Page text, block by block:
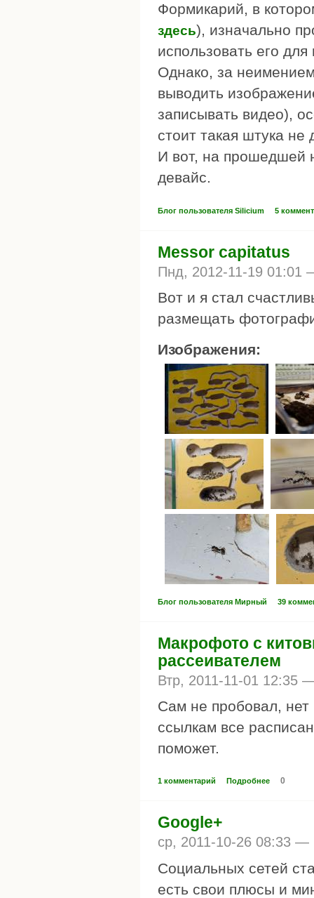
Формикарий, в
здесь), изначально
использовать его
Однако, за
выводить
записывать видео),
стоит такая штука не
И вот, на прошедшей
девайс.
Блог пользователя Silicium 5
Messor capitatus
Пнд, 2012-11-19
Вот и я стал
размещать
Изображения:
Блог пользователя Мирный 39
Макрофото с
рассеивателем
Втр, 2011-11-01 12:35
Сам не пробовал, нет
ссылкам все
поможет.
1 комментарий Подробнее 0
Google+
ср, 2011-10-26 08:33 —
Социальных сетей
есть свои плюсы и